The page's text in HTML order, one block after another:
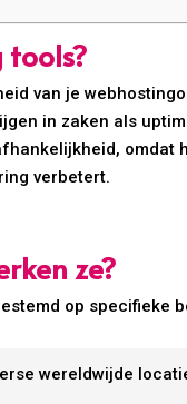
van je
in zaken als
omdat
verbetert.
ze?
op specifieke
wereldwijde